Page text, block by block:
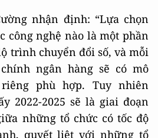
nhận định: “Lựa chọn
công nghệ nào là một phần
trình chuyển đổi số, và mỗi
ngân hàng sẽ có mô
phù hợp. Tuy nhiên
2022-2025 sẽ là giai đoạn
những tổ chức có tốc độ
quyết liệt với những tổ